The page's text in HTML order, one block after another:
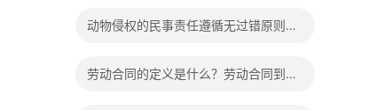
动物侵权的民事责任遵循无过错原则
劳动合同的定义是什么？劳动合同到期